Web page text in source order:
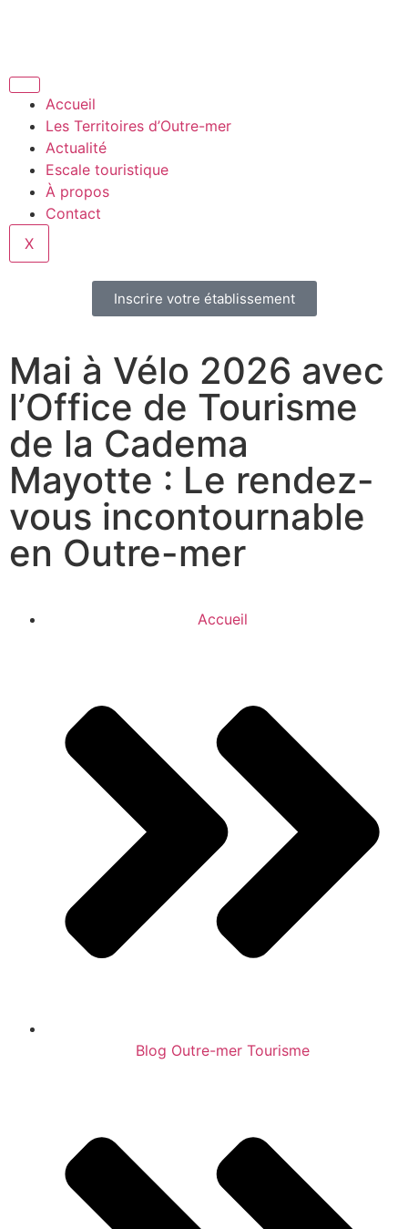
Accueil
Les Territoires d’Outre-mer
Actualité
Escale touristique
À propos
Contact
X
Inscrire votre établissement
Mai à Vélo 2026 avec
l’Office de Tourisme
de la Cadema
Mayotte : Le rendez-
vous incontournable
en Outre-mer
Accueil
Blog Outre-mer Tourisme